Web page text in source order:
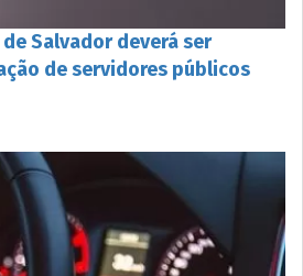
Salvador deverá ser
de servidores públicos